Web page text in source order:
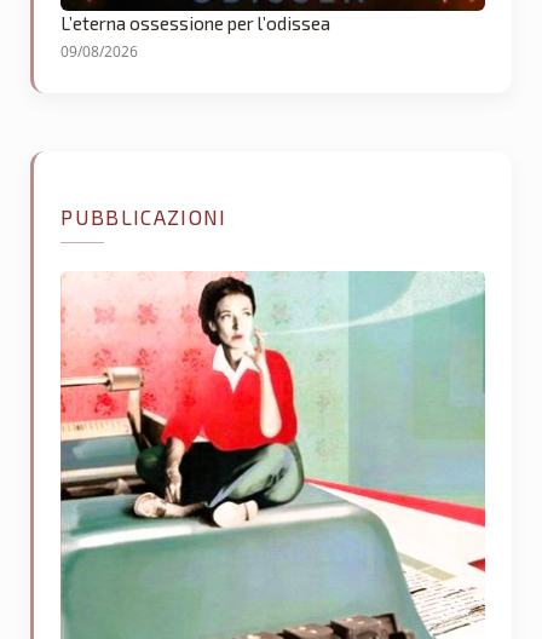
L’eterna ossessione per l’odissea
09/08/2026
PUBBLICAZIONI